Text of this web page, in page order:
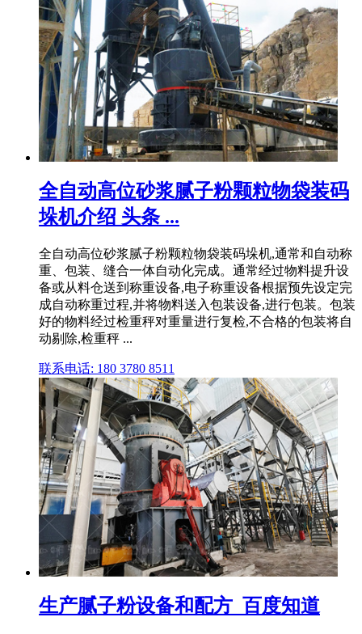
全自动高位砂浆腻子粉颗粒物袋装码
垛机介绍 头条 ...
全自动高位砂浆腻子粉颗粒物袋装码垛机,通常和自动称
重、包装、缝合一体自动化完成。通常经过物料提升设
备或从料仓送到称重设备,电子称重设备根据预先设定完
成自动称重过程,并将物料送入包装设备,进行包装。包装
好的物料经过检重秤对重量进行复检,不合格的包装将自
动剔除,检重秤 ...
联系电话: 180 3780 8511
生产腻子粉设备和配方_百度知道